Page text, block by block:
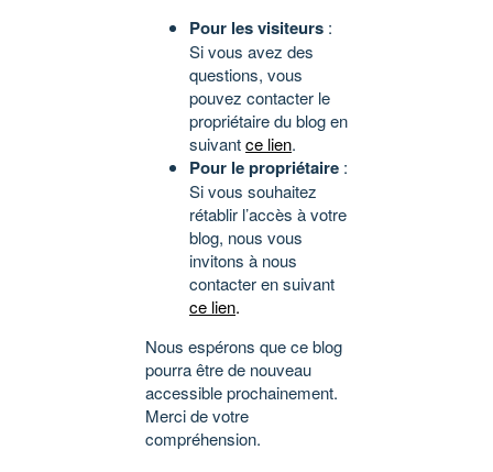
Pour les visiteurs :
Si vous avez des
questions, vous
pouvez contacter le
propriétaire du blog en
suivantce lien.
Pour le propriétaire :
Si vous souhaitez
rétablir l’accès à votre
blog, nous vous
invitons à nous
contacter en suivant
ce lien.
Nous espérons que ce blog
pourra être de nouveau
accessible prochainement.
Merci de votre
compréhension.